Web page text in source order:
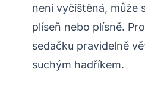
není vyčištěná, může
plíseň nebo plísně.
sedačku pravidelně
suchým hadříkem.